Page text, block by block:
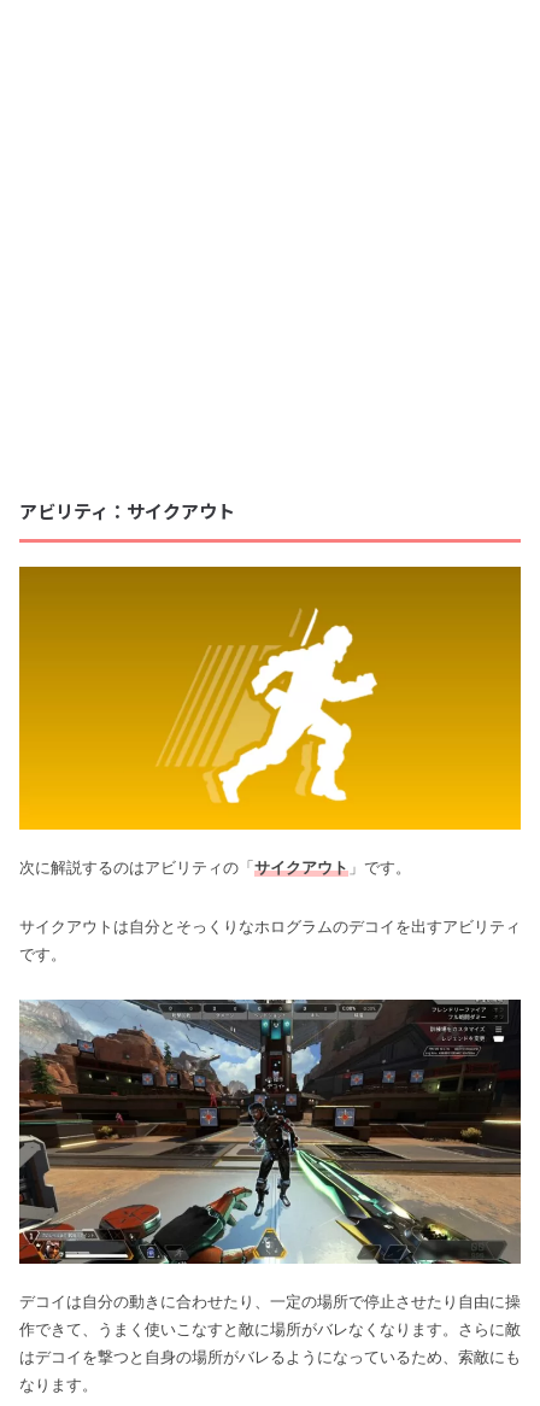
アビリティ：サイクアウト
次に解説するのはアビリティの「サイクアウト 」です。
サイクアウトは自分とそっくりなホログラムのデコイを出すアビリティ
です。
デコイは自分の動きに合わせたり、一定の場所で停止させたり自由に操
作できて、うまく使いこなすと敵に場所がバレなくなります。さらに敵
はデコイを撃つと自身の場所がバレるようになっているため、索敵にも
なります。